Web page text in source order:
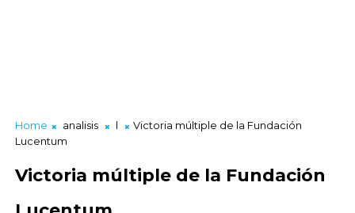
Home analisis l
Victoria múltiple de la Fundación
Lucentum
Victoria múltiple de la Fundación